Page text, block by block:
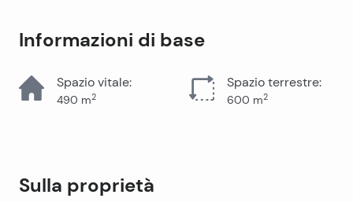
Informazioni di base
Spazio vitale:
490 m2
Spazio terrestre:
600 m2
Sulla proprietà